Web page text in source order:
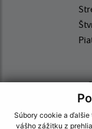
Súbory cookie a
vášho zážitku z